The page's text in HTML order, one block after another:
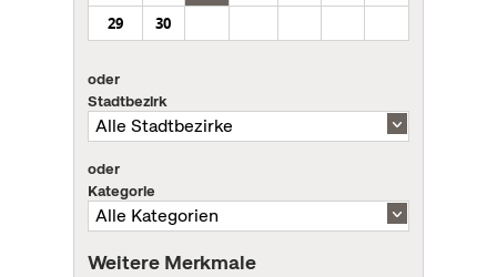
29
30
oder
Stadtbezirk
oder
Kategorie
Weitere Merkmale